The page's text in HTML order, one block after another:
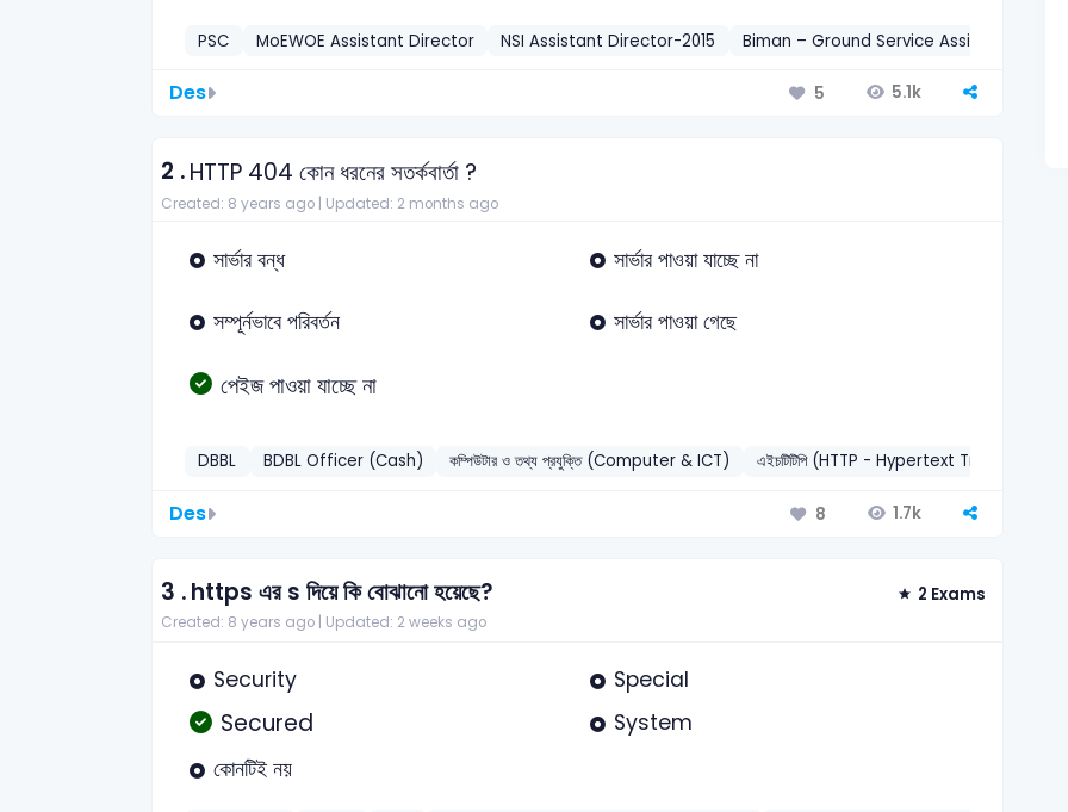
PSC MoEWOE Assistant Director NSI Assistant Director-2015 Biman – Ground Service Assistant-2022
Des 5 5.1k
2 .HTTP 404 কোন ধরনের সতর্কবার্তা ?
Created: 8 years ago | Updated: 2 months ago
সার্ভার বন্ধ সার্ভার পাওয়া যাচ্ছে না
সম্পূর্নভাবে পরিবর্তন সার্ভার পাওয়া গেছে
পেইজ পাওয়া যাচ্ছে না
DBBL BDBL Officer (Cash) কম্পিউটার ও তথ্য প্রযুক্তি (Computer & ICT) এইচটিটিপি (HTTP - Hypertext Transfer
Des 8 1.7k
3 .https এর s দিয়ে কি বোঝানো হয়েছে? 2 Exams
Created: 8 years ago | Updated: 2 weeks ago
Security Special
Secured
System
কোনটিই নয়